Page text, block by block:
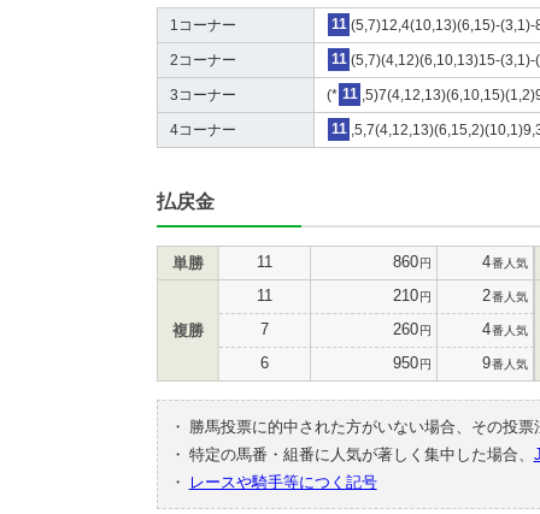
1コーナー 11 (5,7)12,4(10,13)(6,15)-(3,1)-
2コーナー 11 (5,7)(4,12)(6,10,13)15-(3,1)-
3コーナー (* 11
4コーナー 11
払戻金
単勝 11 860円 4番人気
複勝
11 210円 2番人気
7 260円 4番人気
6 950円 9番人気
・
勝馬投票に的中された方がいない場合、その投
・ 特定の馬番・組番に人気が著しく集中した場合、
・
レースや騎手等につく記号